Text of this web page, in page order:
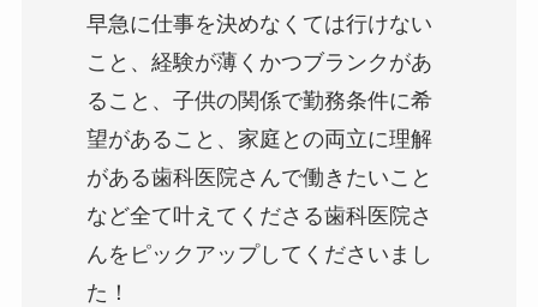
早急に仕事を決めなくては行けない
こと、経験が薄くかつブランクがあ
ること、子供の関係で勤務条件に希
望があること、家庭との両立に理解
がある歯科医院さんで働きたいこと
など全て叶えてくださる歯科医院さ
んをピックアップしてくださいまし
た！